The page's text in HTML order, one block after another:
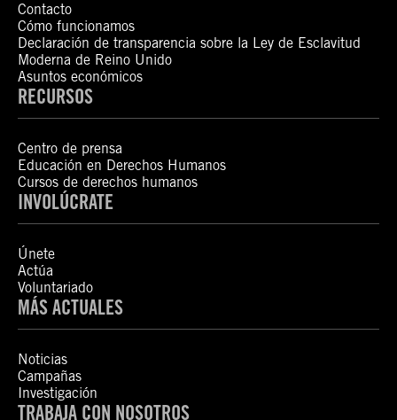
Contacto
Cómo funcionamos
Declaración de transparencia sobre la Ley de Esclavitud
Moderna de Reino Unido
Asuntos económicos
RECURSOS
Centro de prensa
Educación en Derechos Humanos
Cursos de derechos humanos
INVOLÚCRATE
Únete
Actúa
Voluntariado
MÁS ACTUALES
Noticias
Campañas
Investigación
TRABAJA CON NOSOTROS